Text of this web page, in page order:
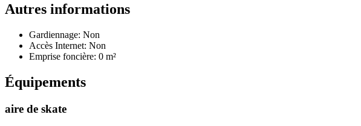
Autres informations
Gardiennage: Non
Accès Internet: Non
Emprise foncière: 0 m²
Équipements
aire de skate